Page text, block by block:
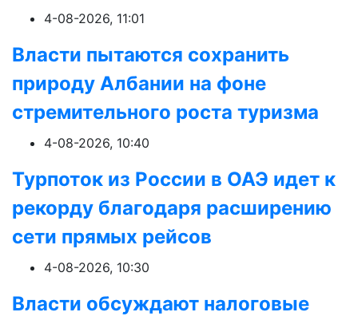
4-08-2026, 11:01
Власти пытаются сохранить
природу Албании на фоне
стремительного роста туризма
4-08-2026, 10:40
Турпоток из России в ОАЭ идет к
рекорду благодаря расширению
сети прямых рейсов
4-08-2026, 10:30
Власти обсуждают налоговые